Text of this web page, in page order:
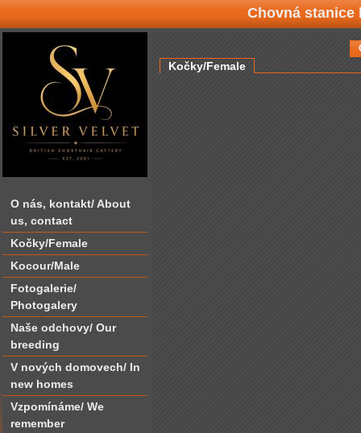
Chovná stanice
O nás‚ kontakt/ About
us‚ contact
Kočky/Female
Kocour/Male
Fotogalerie/
Photogalery
Naše odchovy/ Our
breeding
V nových domovech/ In
new homes
Vzpomínáme/ We
remember
Kočky/Female